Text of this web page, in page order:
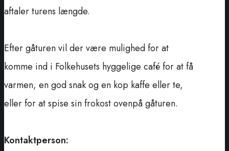
aftaler turens længde.
Efter gåturen vil der være mulighed for at
komme ind i Folkehusets hyggelige café for at få
varmen, en god snak og en kop kaffe eller te,
eller for at spise sin frokost ovenpå gåturen.
Kontaktperson: